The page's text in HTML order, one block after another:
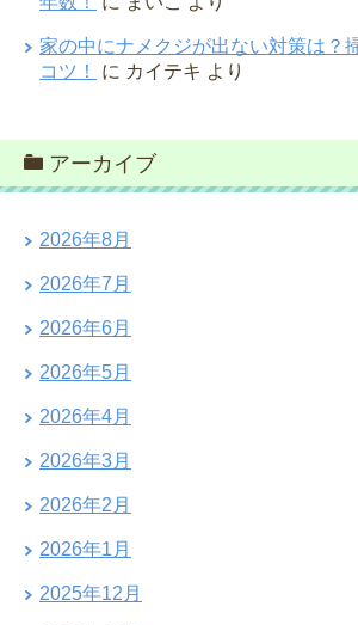
家の中にナメクジが出ない対策は？
コツ！
に カイテキ より
アーカイブ
2026年8月
2026年7月
2026年6月
2026年5月
2026年4月
2026年3月
2026年2月
2026年1月
2025年12月